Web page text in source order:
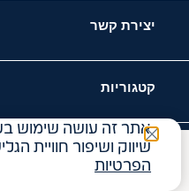
יצירת קשר
קטגוריות
האתר
אתר זה עושה שימוש
שיווק ושיפור חוויית
הפרטיות